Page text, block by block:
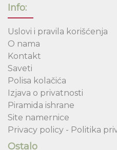
Info:
Uslovi i pravila korišćenja
O nama
Kontakt
Saveti
Polisa kolačića
Izjava o privatnosti
Piramida ishrane
Site namernice
Privacy policy - Politika
Ostalo